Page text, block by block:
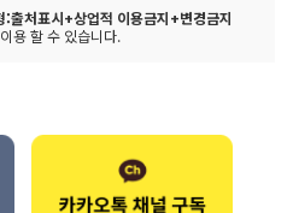
:출처표시+상업적 이용금지+변경금지
용 할 수 있습니다.